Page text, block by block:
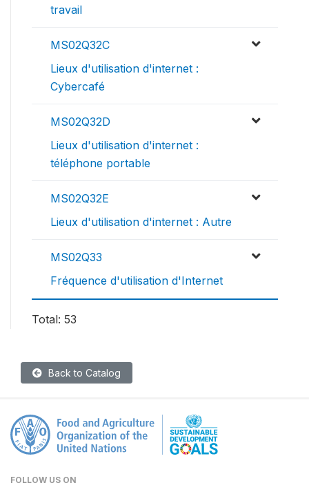
travail
MS02Q32C
Lieux d'utilisation d'internet :
Cybercafé
MS02Q32D
Lieux d'utilisation d'internet :
téléphone portable
MS02Q32E
Lieux d'utilisation d'internet : Autre
MS02Q33
Fréquence d'utilisation d'Internet
Total: 53
Back to Catalog
FOLLOW US ON